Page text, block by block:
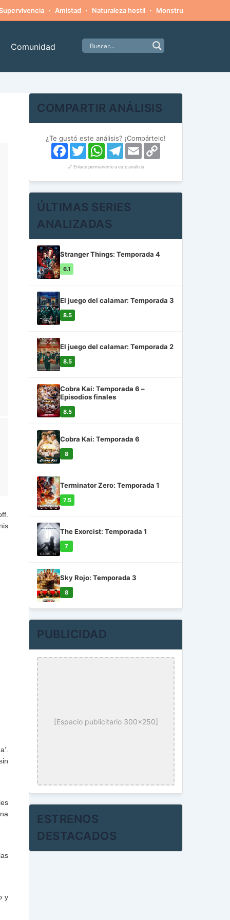
· Amistad · Naturaleza hostil · Monstruos
Comunidad
y
COMPARTIR ANÁLISIS
¿Te gustó este análisis? ¡Compártelo!
Facebook
TwitterWhatsApp
Telegram
Email
🔗 Enlace permanente a este análisis
ÚLTIMAS SERIES
ANALIZADAS
Stranger Things: Temporada 4
6.1
El juego del calamar: Temporada 3
8.5
El juego del calamar: Temporada 2
8.5
Cobra Kai: Temporada 6 –
Episodios finales
8.5
Cobra Kai: Temporada 6
8
Terminator Zero: Temporada 1
7.5
The Exorcist: Temporada 1
7
Sky Rojo: Temporada 3
8
PUBLICIDAD
[Espacio publicitario 300x250]
ESTRENOS
DESTACADOS